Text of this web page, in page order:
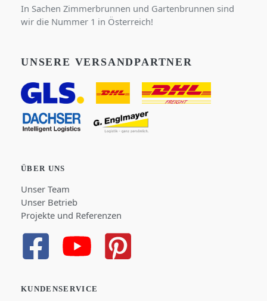
In Sachen Zimmerbrunnen und Gartenbrunnen sind
wir die Nummer 1 in Österreich!
UNSERE VERSANDPARTNER
ÜBER UNS
Unser Team
Unser Betrieb
Projekte und Referenzen
KUNDENSERVICE